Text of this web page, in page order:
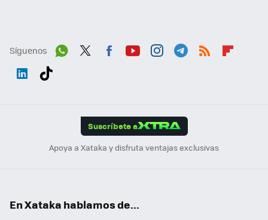
Síguenos
Suscríbete a
Apoya a Xataka y disfruta ventajas exclusivas
En Xataka hablamos de...